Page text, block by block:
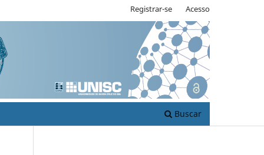
Buscar
Registrar-se Acesso